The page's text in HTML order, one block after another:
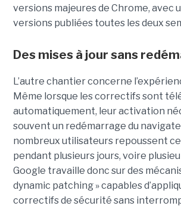
versions majeures de Chrome, avec
versions publiées toutes les deux
Des mises à jour sans
L’autre chantier concerne
Même lorsque les correctifs sont
automatiquement, leur activation
souvent un redémarrage du
nombreux utilisateurs repoussent
pendant plusieurs jours, voire
Google travaille donc sur des
dynamic patching » capables
correctifs de sécurité sans